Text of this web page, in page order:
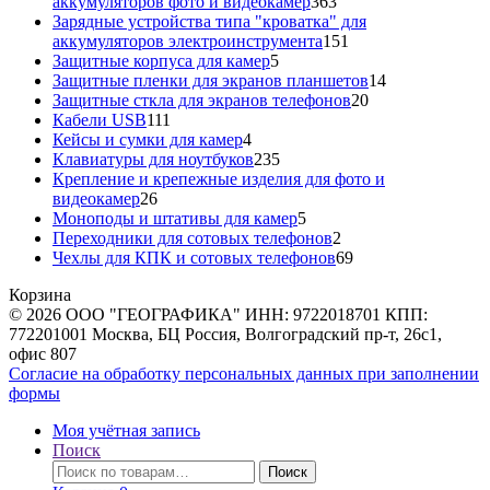
товара
Зарядные устройства типа "кроватка" для
аккумуляторов электроинструмента151
Защитные корпуса для камер55
товаров
Защитные пленки для экранов планшетов1414
Защитные сткла для экранов телефонов2020
Кабели USB111
товаров
Кейсы и сумки для камер44
товара
Клавиатуры для ноутбуков235235
товаров
Крепление и крепежные изделия для фото и
видеокамер2626
товаров
Моноподы и штативы для камер55
товаров
Переходники для сотовых телефонов2
товара
Чехлы для КПК и сотовых телефонов6969
Корзина
© 2026 ООО "ГЕОГРАФИКА" ИНН: 9722018701 КПП:
772201001 Москва, БЦ Россия, Волгоградский пр-т, 26с1,
офис 807
Согласие на обработку персональных данных при заполнении
формы
Моя учётная запись
Поиск
Искать:
Поиск